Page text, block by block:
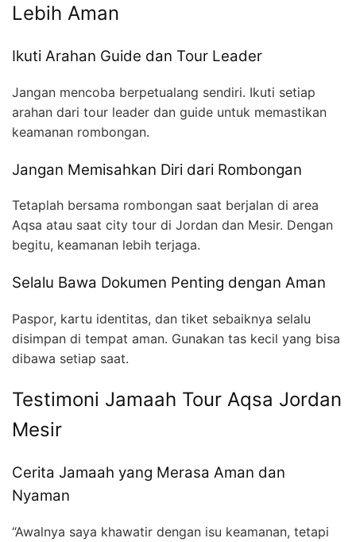
Lebih Aman
Ikuti Arahan Guide dan Tour Leader
Jangan mencoba berpetualang sendiri. Ikuti setiap
arahan dari tour leader dan guide untuk memastikan
keamanan rombongan.
Jangan Memisahkan Diri dari Rombongan
Tetaplah bersama rombongan saat berjalan di area
Aqsa atau saat city tour di Jordan dan Mesir. Dengan
begitu, keamanan lebih terjaga.
Selalu Bawa Dokumen Penting dengan Aman
Paspor, kartu identitas, dan tiket sebaiknya selalu
disimpan di tempat aman. Gunakan tas kecil yang bisa
dibawa setiap saat.
Testimoni Jamaah Tour Aqsa Jordan
Mesir
Cerita Jamaah yang Merasa Aman dan
Nyaman
“Awalnya saya khawatir dengan isu keamanan, tetapi